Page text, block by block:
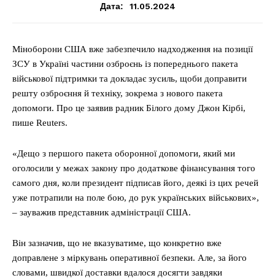
Дата: 11.05.2024
Міноборони США вже забезпечило надходження на позиції
ЗСУ в Україні частини озброєнь із попереднього пакета
військової підтримки та докладає зусиль, щоби доправити
решту озброєння й техніку, зокрема з нового пакета
допомоги. Про це заявив радник Білого дому Джон Кірбі,
пише Reuters.
«Дещо з першого пакета оборонної допомоги, який ми
оголосили у межах закону про додаткове фінансування того
самого дня, коли президент підписав його, деякі із цих речей
уже потрапили на поле бою, до рук українських військових»,
– зауважив представник адміністрації США.
Він зазначив, що не вказуватиме, що конкретно вже
доправлене з міркувань оперативної безпеки. Але, за його
словами, швидкої доставки вдалося досягти завдяки